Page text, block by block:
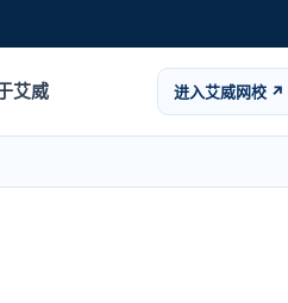
艾威 进入艾威网校 ↗